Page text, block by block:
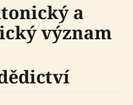
a
význam